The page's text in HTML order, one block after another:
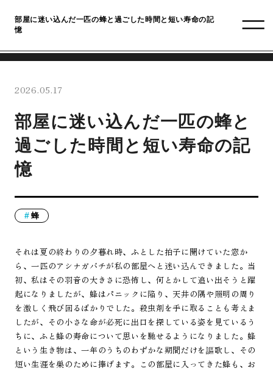
部屋に迷い込んだ一匹の蜂と過ごした時間と短い寿命の記
憶
2026.05.17
部屋に迷い込んだ一匹の蜂と
過ごした時間と短い寿命の記
憶
蜂
それは夏の終わりの夕暮れ時、ふとした拍子に開けていた窓か
ら、一匹のアシナガバチが私の部屋へと迷い込んできました。当
初、私はその羽音の大きさに恐怖し、何とかして追い出そうと躍
起になりましたが、蜂はパニックに陥り、天井の隅や照明の周り
を激しく飛び回るばかりでした。殺虫剤を手に取ることも考えま
したが、その小さな命が必死に出口を探している姿を見ているう
ちに、ふと蜂の寿命について思いを馳せるようになりました。蜂
という生き物は、一年のうちのわずかな期間だけを謳歌し、その
短い生涯を巣のために捧げます。この部屋に入ってきた蜂も、お